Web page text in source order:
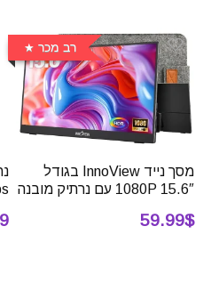
רב מכר
מסך נייד InnoView בגודל
15.6″ 1080P עם נרתיק מובנה
59.99$